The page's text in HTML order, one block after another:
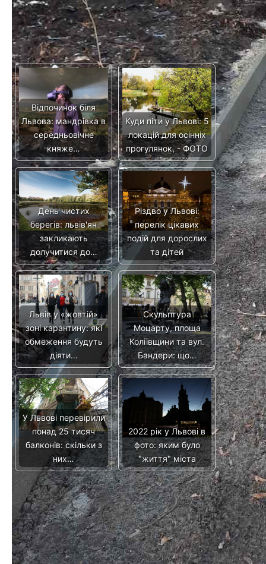
[ad_2]
Источник: 032.ua
Читайте також
Відпочинок біля
Львова: мандрівка в
середньовічне
княже…
Куди піти у Львові: 5
локацій для осінніх
прогулянок, - ФОТО
День чистих
берегів: львів'ян
закликають
долучитися до…
Різдво у Львові:
перелік цікавих
подій для дорослих
та дітей
Львів у «жовтій»
зоні карантину: які
обмеження будуть
діяти…
Скульптура
Моцарту, площа
Коліївщини та вул.
Бандери: що…
У Львові перевірили
понад 25 тисяч
балконів: скільки з
них…
2022 рік у Львові в
фото: яким було
"життя" міста